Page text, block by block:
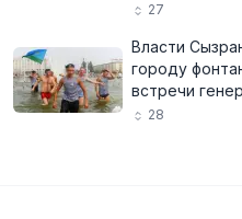
27
Власти
городу
встречи
28